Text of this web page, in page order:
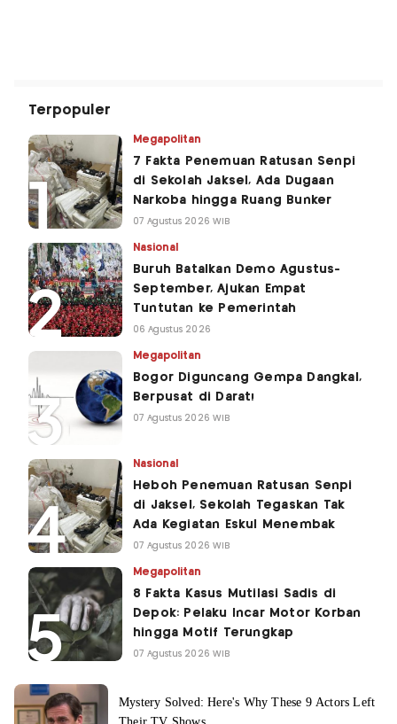
Terpopuler
Megapolitan
7 Fakta Penemuan Ratusan Senpi
di Sekolah Jaksel, Ada Dugaan
Narkoba hingga Ruang Bunker
07 Agustus 2026 WIB
Nasional
Buruh Batalkan Demo Agustus-
September, Ajukan Empat
Tuntutan ke Pemerintah
06 Agustus 2026
Megapolitan
Bogor Diguncang Gempa Dangkal,
Berpusat di Darat!
07 Agustus 2026 WIB
Nasional
Heboh Penemuan Ratusan Senpi
di Jaksel, Sekolah Tegaskan Tak
Ada Kegiatan Eskul Menembak
07 Agustus 2026 WIB
Megapolitan
8 Fakta Kasus Mutilasi Sadis di
Depok: Pelaku Incar Motor Korban
hingga Motif Terungkap
07 Agustus 2026 WIB